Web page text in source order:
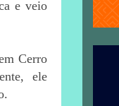
e veio
Cerro
ele